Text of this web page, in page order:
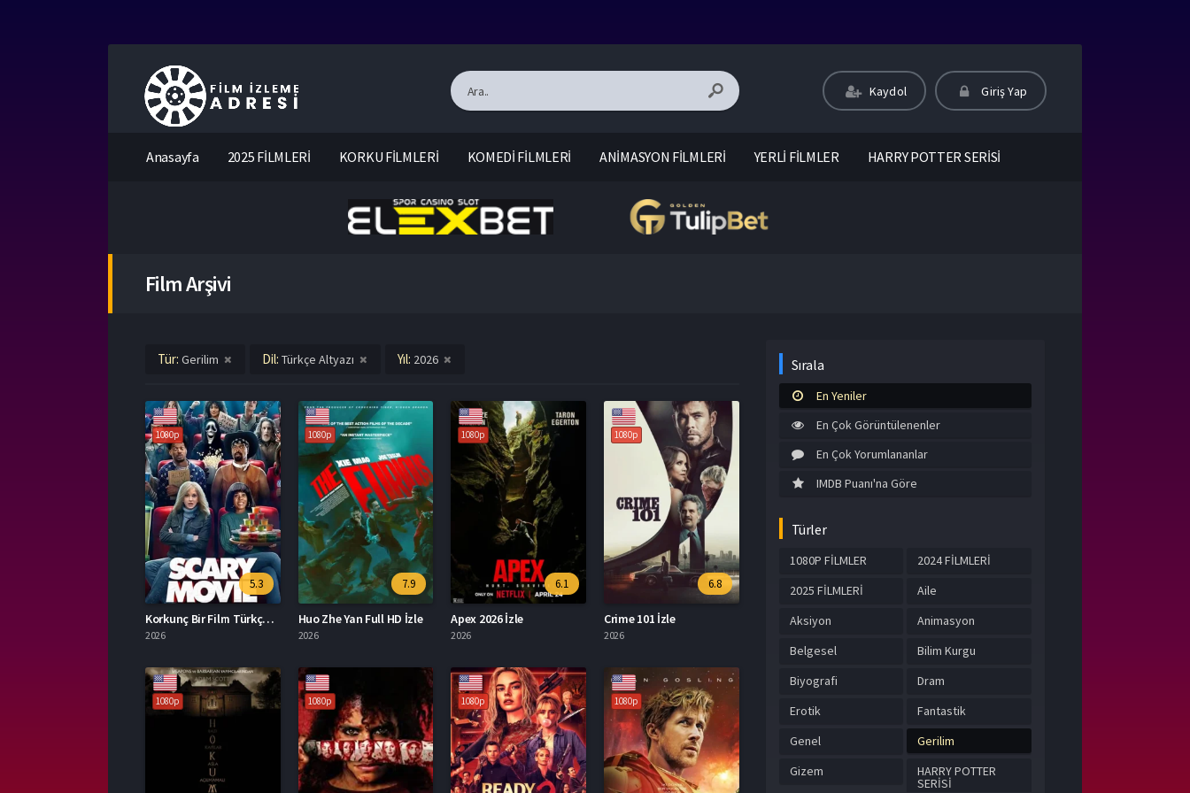
Kaydol Giriş Yap
Anasayfa 2025 FİLMLERİ KORKU FİLMLERİ KOMEDİ FİLMLERİ ANİMASYON FİLMLERİ YERLİ FİLMLER HARRY POTTER SERİSİ
Film Arşivi
Tür: Gerilim Dil: Türkçe Altyazı Yıl: 2026
1080p
5.3
Korkunç Bir Film Türkçe Dublaj İzle
2026
1080p
7.9
Huo Zhe Yan Full HD İzle
2026
1080p
6.1
Apex 2026 İzle
2026
1080p
6.8
Crime 101 İzle
2026
1080p 1080p 1080p 1080p
Sırala
En Yeniler
En Çok Görüntülenenler
En Çok Yorumlananlar
IMDB Puanı'na Göre
Türler
1080P FİLMLER
2024 FİLMLERİ
2025 FİLMLERİ
Aile
Aksiyon
Animasyon
Belgesel
Bilim Kurgu
Biyografi
Dram
Erotik
Fantastik
Genel
Gerilim
Gizem
HARRY POTTER
SERİSİ